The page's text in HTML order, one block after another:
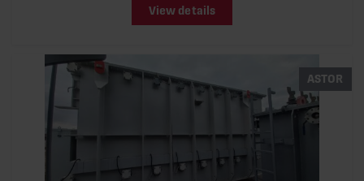
View details
ASTOR